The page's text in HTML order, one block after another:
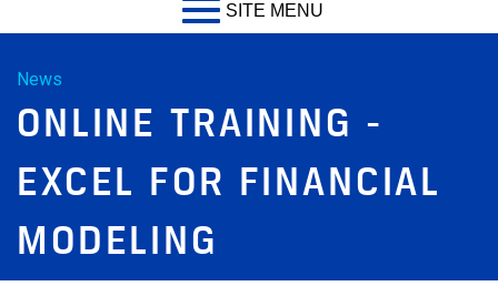
SITE MENU
News
ONLINE TRAINING -
EXCEL FOR FINANCIAL
MODELING